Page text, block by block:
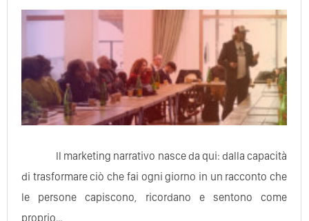
Il marketing narrativo nasce da qui: dalla capacità
di trasformare ciò che fai ogni giorno in un racconto che
le persone capiscono, ricordano e sentono come
proprio…